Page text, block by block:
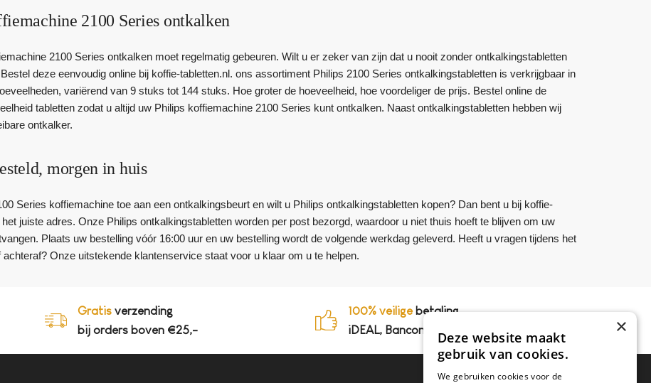
2100 Series ontkalken
2100 Series ontkalken moet regelmatig gebeuren. Wilt u er zeker van zijn dat u nooit zonder ontkalkingstabletten
deze eenvoudig online bij koffie-tabletten.nl. ons assortiment Philips 2100 Series ontkalkingstabletten is verkrijgbaar in
variërend van 9 stuks tot 144 stuks. Hoe groter de hoeveelheid, hoe voordeliger de prijs. Bestel online de
tabletten zodat u altijd uw Philips koffiemachine 2100 Series kunt ontkalken. Naast ontkalkingstabletten hebben wij
ontkalker.
morgen in huis
Series koffiemachine toe aan een ontkalkingsbeurt en wilt u Philips ontkalkingstabletten kopen? Dan bent u bij koffie-
juiste adres. Onze Philips ontkalkingstabletten worden per post bezorgd, waardoor u niet thuis hoeft te blijven om uw
Plaats uw bestelling vóór 16:00 uur en uw bestelling wordt de volgende werkdag geleverd. Heeft u vragen tijdens het
achteraf? Onze uitstekende klantenservice staat voor u klaar om u te helpen.
Gratis verzending
bij orders boven €25,-
100% veiligebetaling,
iDEAL, Bancontact en op rekening
×
Deze website maakt
gebruik van cookies.
We gebruiken cookies voor de